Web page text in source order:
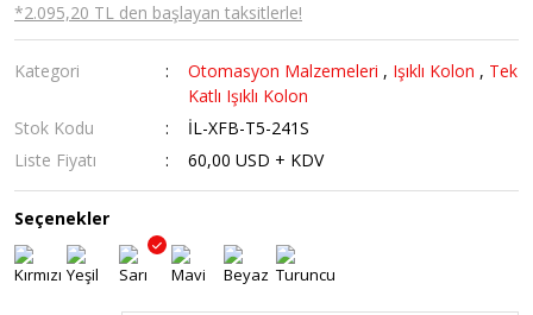
*2.095,20 TL den başlayan taksitlerle!
Kategori Otomasyon Malzemeleri , Işıklı Kolon , Tek
Katlı Işıklı Kolon
Stok Kodu
İL-XFB-T5-241S
Liste Fiyatı
60,00 USD + KDV
Seçenekler